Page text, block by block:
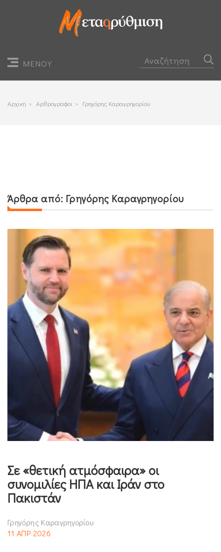
ΜΕΝΟΥ
Αρχικη > Αρθρογραφοι > Γρηγόρης Καραγρηγορίου
Άρθρα από: Γρηγόρης Καραγρηγορίου
Σε «θετική ατμόσφαιρα» οι
συνομιλίες ΗΠΑ και Ιράν στο
Πακιστάν
Γρηγόρης Καραγρηγορίου
11 ΑΠΡ 2026